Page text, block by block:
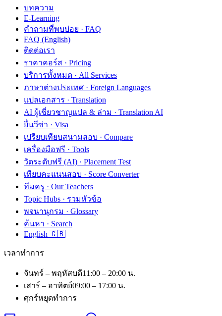
บทความ
E-Learning
คำถามที่พบบ่อย · FAQ
FAQ (English)
ติดต่อเรา
ราคาคอร์ส · Pricing
บริการทั้งหมด · All Services
ภาษาต่างประเทศ · Foreign Languages
แปลเอกสาร · Translation
AI ผู้เชี่ยวชาญแปล & ล่าม · Translation AI
ยื่นวีซ่า · Visa
เปรียบเทียบสนามสอบ · Compare
เครื่องมือฟรี · Tools
วัดระดับฟรี (AI) · Placement Test
เทียบคะแนนสอบ · Score Converter
ทีมครู · Our Teachers
Topic Hubs · รวมหัวข้อ
พจนานุกรม · Glossary
ค้นหา · Search
English 🇬🇧
เวลาทำการ
จันทร์ – พฤหัสบดี11:00 – 20:00 น.
เสาร์ – อาทิตย์09:00 – 17:00 น.
ศุกร์หยุดทำการ